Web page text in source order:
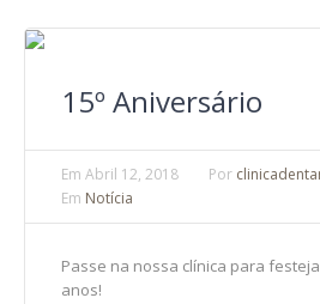
15º Aniversário
Em Abril 12, 2018 Por
Em Notícia
Passe na nossa clínica para
anos!